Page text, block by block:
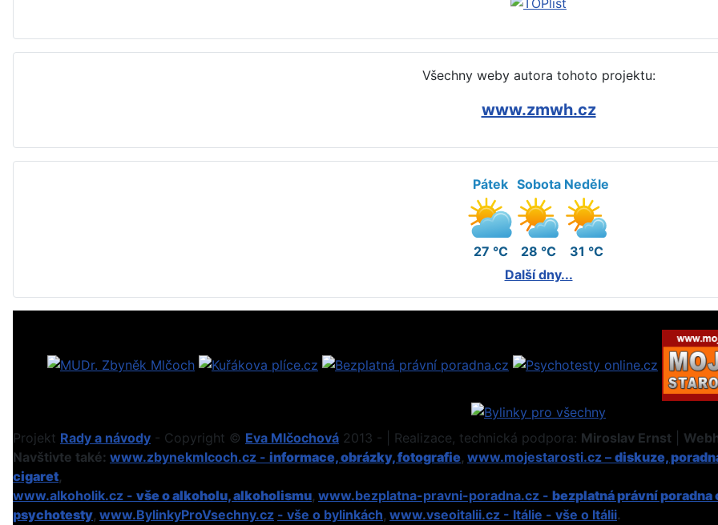
Všechny weby autora tohoto projektu:
www.zmwh.cz
Pátek
27 °C
Sobota
28 °C
Neděle
31 °C
Další dny...
Projekt Rady a návody - Copyright © Eva Mlčochová 2013 - | Realizace, technická podpora: Miroslav Ernst
Navštivte také: www.zbynekmlcoch.cz - informace, obrázky, fotografie, www.mojestarosti.cz – diskuze,
cigaret,
www.alkoholik.cz - vše o alkoholu, alkoholismu, www.bezplatna-pravni-poradna.cz - bezplatná právní poradna
psychotesty, www.BylinkyProVsechny.cz - vše o bylinkách, www.vseoitalii.cz - Itálie - vše o Itálii.